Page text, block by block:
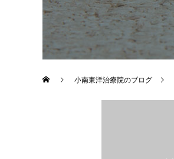
小南東洋治療院のブログ